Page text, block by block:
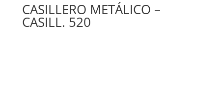
CASILLERO METÁLICO –
CASILL. 520